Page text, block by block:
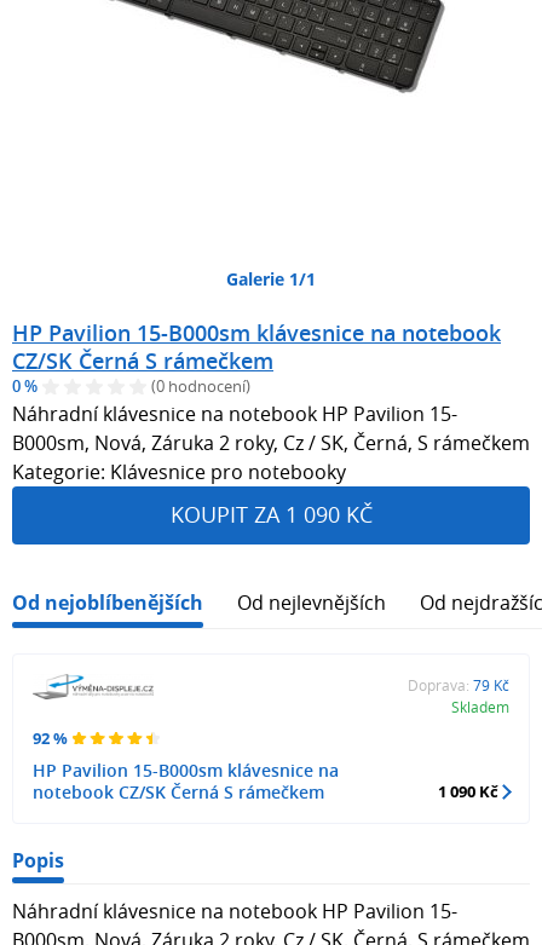
Galerie 1/1
HP Pavilion 15-B000sm klávesnice na notebook
CZ/SK Černá S rámečkem
0 % (0 hodnocení)
Náhradní klávesnice na notebook HP Pavilion 15-
B000sm, Nová, Záruka 2 roky, Cz / SK, Černá, S rámečkem
Kategorie: Klávesnice pro notebooky
KOUPIT ZA 1 090 KČ
Od nejoblíbenějších Od nejlevnějších Od
92 %
HP Pavilion 15-B000sm klávesnice na
notebook CZ/SK Černá S rámečkem
Doprava: 79 Kč
Skladem
1 090 Kč
Popis
Náhradní klávesnice na notebook HP Pavilion 15-